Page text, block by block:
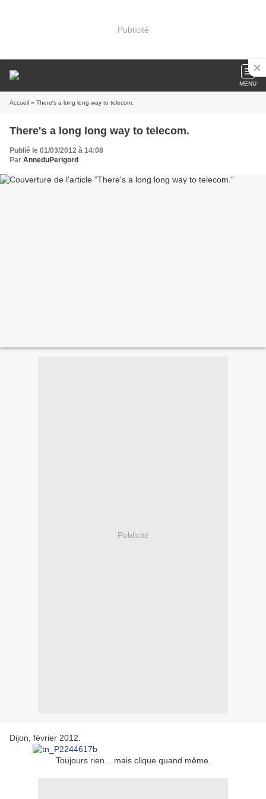
Publicité
MENU
Accueil » There's a long long way to telecom.
There's a long long way to telecom.
Publié le 01/03/2012 à 14:08
Par AnneduPerigord
Publicité
Dijon, février 2012.
Toujours rien... mais clique quand même.